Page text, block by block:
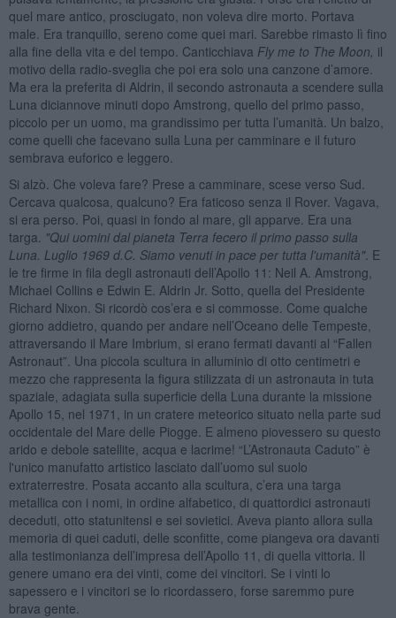
quel mare antico, prosciugato, non voleva dire morto. Portava
male. Era tranquillo, sereno come quei mari. Sarebbe rimasto lì fino
alla fine della vita e del tempo. Canticchiava Fly me to The Moon il
motivo della radio-sveglia che poi era solo una canzone d’amore.
Ma era la preferita di Aldrin, il secondo astronauta a scendere sulla
Luna diciannove minuti dopo Amstrong, quello del primo passo,
piccolo per un uomo, ma grandissimo per tutta l’umanità. Un balzo,
come quelli che facevano sulla Luna per camminare e il futuro
sembrava euforico e leggero.
Si alzò. Che voleva fare? Prese a camminare, scese verso Sud.
Cercava qualcosa, qualcuno? Era faticoso senza il Rover. Vagava,
si era perso. Poi, quasi in fondo al mare, gli apparve. Era una
targa. "Qui uomini dal pianeta Terra fecero il primo passo sulla
Luna. Luglio 1969 d.C. Siamo venuti in pace per tutta l'umanità". E
le tre firme in fila degli astronauti dell’Apollo 11: Neil A. Amstrong,
Michael Collins e Edwin E. Aldrin Jr. Sotto, quella del Presidente
Richard Nixon. Si ricordò cos’era e si commosse. Come qualche
giorno addietro, quando per andare nell’Oceano delle Tempeste,
attraversando il Mare Imbrium, si erano fermati davanti al “Fallen
Astronaut”. Una piccola scultura in alluminio di otto centimetri e
mezzo che rappresenta la figura stilizzata di un astronauta in tuta
spaziale, adagiata sulla superficie della Luna durante la missione
Apollo 15, nel 1971, in un cratere meteorico situato nella parte sud
occidentale del Mare delle Piogge. E almeno piovessero su questo
arido e debole satellite, acqua e lacrime! “L’Astronauta Caduto” è
l'unico manufatto artistico lasciato dall’uomo sul suolo
extraterrestre. Posata accanto alla scultura, c’era una targa
metallica con i nomi, in ordine alfabetico, di quattordici astronauti
deceduti, otto statunitensi e sei sovietici. Aveva pianto allora sulla
memoria di quei caduti, delle sconfitte, come piangeva ora davanti
alla testimonianza dell’impresa dell’Apollo 11, di quella vittoria. Il
genere umano era dei vinti, come dei vincitori. Se i vinti lo
sapessero e i vincitori se lo ricordassero, forse saremmo pure
brava gente.